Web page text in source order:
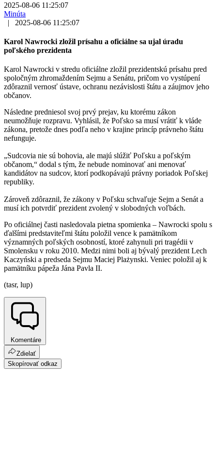
2025-08-06 11:25:07
Minúta
|
2025-08-06 11:25:07
Karol Nawrocki zložil prísahu a oficiálne sa ujal úradu
poľského prezidenta
Karol Nawrocki v stredu oficiálne zložil prezidentskú prísahu pred
spoločným zhromaždením Sejmu a Senátu, pričom vo vystúpení
zdôraznil vernosť ústave, ochranu nezávislosti štátu a záujmov jeho
občanov.
Následne predniesol svoj prvý prejav, ku ktorému zákon
neumožňuje rozpravu. Vyhlásil, že Poľsko sa musí vrátiť k vláde
zákona, pretože dnes podľa neho v krajine princíp právneho štátu
nefunguje.
„Sudcovia nie sú bohovia, ale majú slúžiť Poľsku a poľským
občanom,“ dodal s tým, že nebude nominovať ani menovať
kandidátov na sudcov, ktorí podkopávajú právny poriadok Poľskej
republiky.
Zároveň zdôraznil, že zákony v Poľsku schvaľuje Sejm a Senát a
musí ich potvrdiť prezident zvolený v slobodných voľbách.
Po oficiálnej časti nasledovala pietna spomienka – Nawrocki spolu s
ďalšími predstaviteľmi štátu položil vence k pamätníkom
významných poľských osobností, ktoré zahynuli pri tragédii v
Smolensku v roku 2010. Medzi nimi boli aj bývalý prezident Lech
Kaczyński a predseda Sejmu Maciej Plażynski. Veniec položil aj k
pamätníku pápeža Jána Pavla II.
(tasr, lup)
Komentáre
Zdielať
Skopírovať odkaz